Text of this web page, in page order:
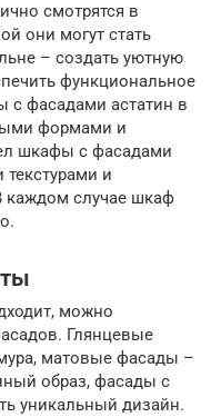
смотрятся в
они могут стать
– создать уютную
функциональное
фасадами астатин в
формами и
шкафы с фасадами
текстурами и
каждом случае шкаф
можно
Глянцевые
матовые фасады –
образ, фасады с
уникальный дизайн.